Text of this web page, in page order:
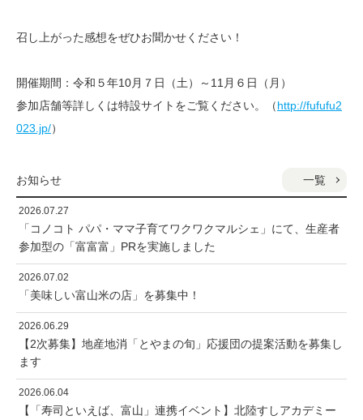
召し上がった感想をぜひお聞かせください！
開催期間：令和５年10月７日（土）～11月６日（月）
参加店舗等詳しくは特設サイトをご覧ください。（http://fufufu2
023.jp/）
お知らせ 一覧
2026.07.27
「コノコト パパ・ママ子育てワクワクマルシェ」にて、生産者
参加型の「富富富」PRを実施しました
2026.07.02
「美味しい富山米の店」を募集中！
2026.06.29
【2次募集】地産地消「とやまの旬」応援団の提案活動を募集し
ます
2026.06.04
【「寿司といえば、富山」連携イベント】北陸すしアカデミー